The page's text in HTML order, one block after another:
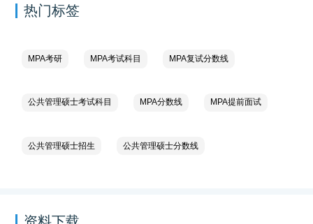
热门标签
MPA考研 MPA考试科目 MPA复试分数线
公共管理硕士考试科目 MPA分数线 MPA提前面试
公共管理硕士招生 公共管理硕士分数线